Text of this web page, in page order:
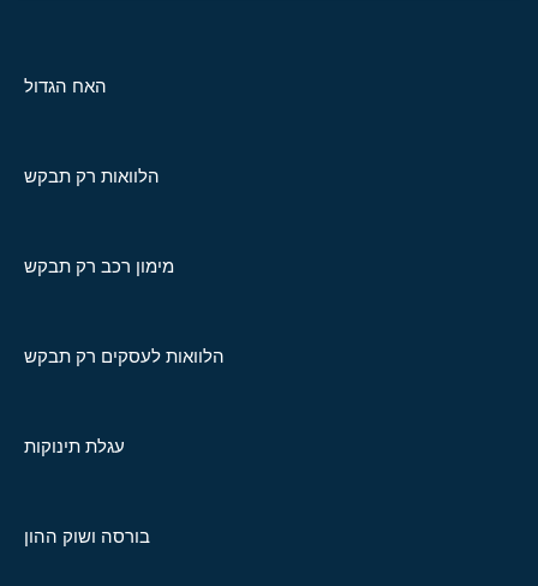
האח הגדול
הלוואות רק תבקש
מימון רכב רק תבקש
הלוואות לעסקים רק תבקש
עגלת תינוקות
בורסה ושוק ההון